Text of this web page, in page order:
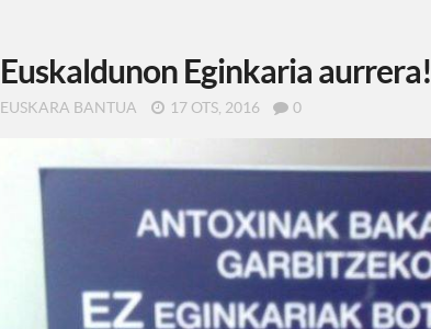
Euskaldunon Eginkaria aurrera!
EUSKARA BANTUA 17 OTS, 2016 0